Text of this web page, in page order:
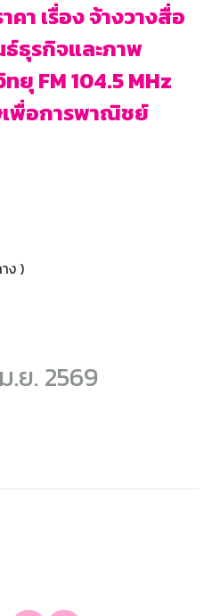
คา เรื่อง จ้างวางสื่อ
ธุรกิจและภาพ
ยุ FM 104.5 MHz
พื่อการพาณิชย์
ง )
.ย. 2569